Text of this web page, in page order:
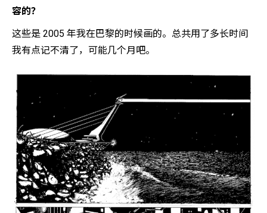
容的？
这些是 2005 年我在巴黎的时候画的。总共用了多长时间
我有点记不清了，可能几个月吧。